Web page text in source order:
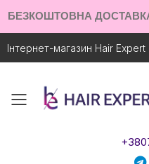
БЕЗКОШТОВНА ДОСТАВКА
Інтернет-магазин Hair Expert
Toggle mobile